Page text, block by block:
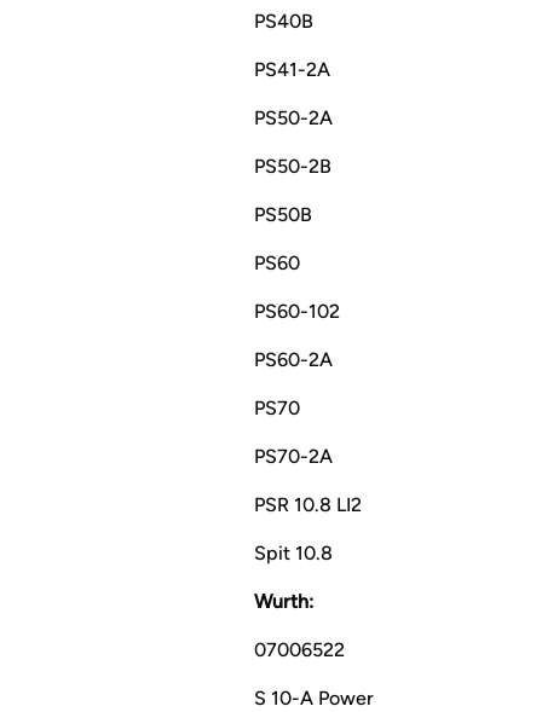
PS40B
PS41-2A
PS50-2A
PS50-2B
PS50B
PS60
PS60-102
PS60-2A
PS70
PS70-2A
PSR 10.8 LI2
Spit 10.8
Wurth:
07006522
S 10-A Power